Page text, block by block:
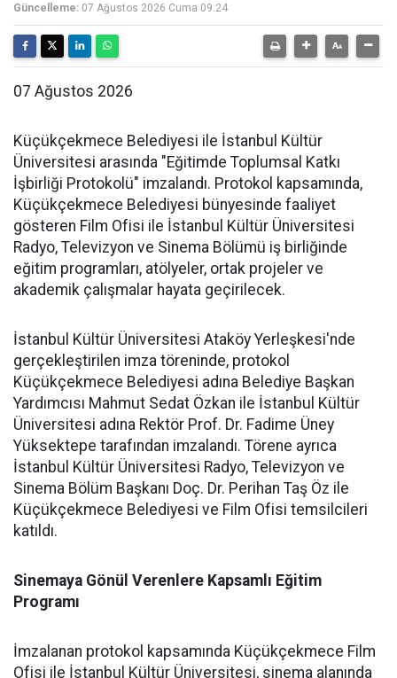
Güncelleme: 07 Ağustos 2026 Cuma 09:24
07 Ağustos 2026
Küçükçekmece Belediyesi ile İstanbul Kültür
Üniversitesi arasında "Eğitimde Toplumsal Katkı
İşbirliği Protokolü" imzalandı. Protokol kapsamında,
Küçükçekmece Belediyesi bünyesinde faaliyet
gösteren Film Ofisi ile İstanbul Kültür Üniversitesi
Radyo, Televizyon ve Sinema Bölümü iş birliğinde
eğitim programları, atölyeler, ortak projeler ve
akademik çalışmalar hayata geçirilecek.
İstanbul Kültür Üniversitesi Ataköy Yerleşkesi'nde
gerçekleştirilen imza töreninde, protokol
Küçükçekmece Belediyesi adına Belediye Başkan
Yardımcısı Mahmut Sedat Özkan ile İstanbul Kültür
Üniversitesi adına Rektör Prof. Dr. Fadime Üney
Yüksektepe tarafından imzalandı. Törene ayrıca
İstanbul Kültür Üniversitesi Radyo, Televizyon ve
Sinema Bölüm Başkanı Doç. Dr. Perihan Taş Öz ile
Küçükçekmece Belediyesi ve Film Ofisi temsilcileri
katıldı.
Sinemaya Gönül Verenlere Kapsamlı Eğitim
Programı
İmzalanan protokol kapsamında Küçükçekmece Film
Ofisi ile İstanbul Kültür Üniversitesi, sinema alanında